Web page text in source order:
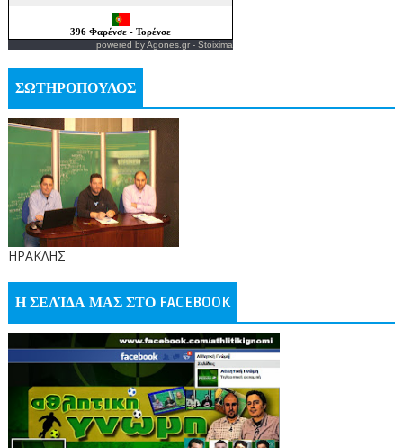
powered byAgones.gr- Stoixima
ΣΩΤΗΡΟΠΟΥΛΟΣ
ΗΡΑΚΛΗΣ
Η ΣΕΛΊΔΑ ΜΑΣ ΣΤΟ FACEBOOK